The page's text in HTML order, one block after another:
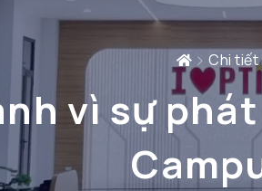
Chi tiết
vì sự